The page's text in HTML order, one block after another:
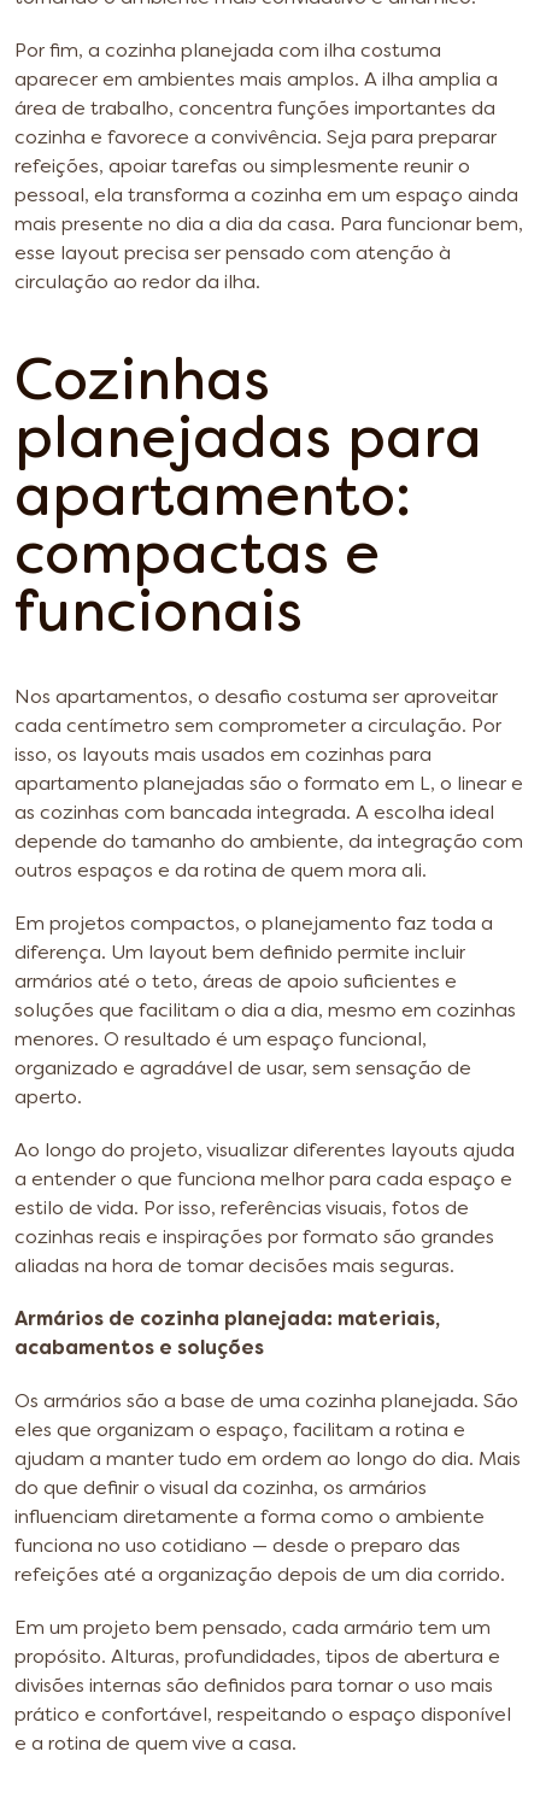
Por fim, a cozinha planejada com ilha costuma
aparecer em ambientes mais amplos. A ilha amplia a
área de trabalho, concentra funções importantes da
cozinha e favorece a convivência. Seja para preparar
refeições, apoiar tarefas ou simplesmente reunir o
pessoal, ela transforma a cozinha em um espaço ainda
mais presente no dia a dia da casa. Para funcionar bem,
esse layout precisa ser pensado com atenção à
circulação ao redor da ilha.
Cozinhas
planejadas para
apartamento:
compactas e
funcionais
Nos apartamentos, o desafio costuma ser aproveitar
cada centímetro sem comprometer a circulação. Por
isso, os layouts mais usados em cozinhas para
apartamento planejadas são o formato em L, o linear e
as cozinhas com bancada integrada. A escolha ideal
depende do tamanho do ambiente, da integração com
outros espaços e da rotina de quem mora ali.
Em projetos compactos, o planejamento faz toda a
diferença. Um layout bem definido permite incluir
armários até o teto, áreas de apoio suficientes e
soluções que facilitam o dia a dia, mesmo em cozinhas
menores. O resultado é um espaço funcional,
organizado e agradável de usar, sem sensação de
aperto.
Ao longo do projeto, visualizar diferentes layouts ajuda
a entender o que funciona melhor para cada espaço e
estilo de vida. Por isso, referências visuais, fotos de
cozinhas reais e inspirações por formato são grandes
aliadas na hora de tomar decisões mais seguras.
Armários de cozinha planejada: materiais,
acabamentos e soluções
Os armários são a base de uma cozinha planejada. São
eles que organizam o espaço, facilitam a rotina e
ajudam a manter tudo em ordem ao longo do dia. Mais
do que definir o visual da cozinha, os armários
influenciam diretamente a forma como o ambiente
funciona no uso cotidiano — desde o preparo das
refeições até a organização depois de um dia corrido.
Em um projeto bem pensado, cada armário tem um
propósito. Alturas, profundidades, tipos de abertura e
divisões internas são definidos para tornar o uso mais
prático e confortável, respeitando o espaço disponível
e a rotina de quem vive a casa.